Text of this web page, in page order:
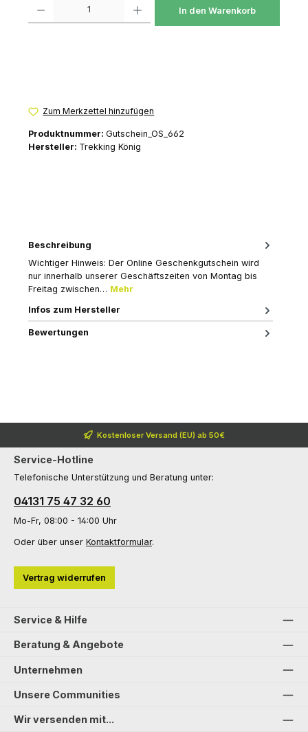
In den Warenkorb
Zum Merkzettel hinzufügen
Produktnummer: Gutschein_OS_662
Hersteller: Trekking König
Beschreibung
Wichtiger Hinweis: Der Online Geschenkgutschein wird
nur innerhalb unserer Geschäftszeiten von Montag bis
Freitag zwischen… Mehr
Infos zum Hersteller
Bewertungen
Kostenloser Versand (EU) ab 50€
Service-Hotline
Telefonische Unterstützung und Beratung unter:
04131 75 47 32 60
Mo-Fr, 08:00 - 14:00 Uhr
Oder über unser Kontaktformular.
Vertrag widerrufen
Service & Hilfe
Beratung & Angebote
Unternehmen
Unsere Communities
Wir versenden mit...